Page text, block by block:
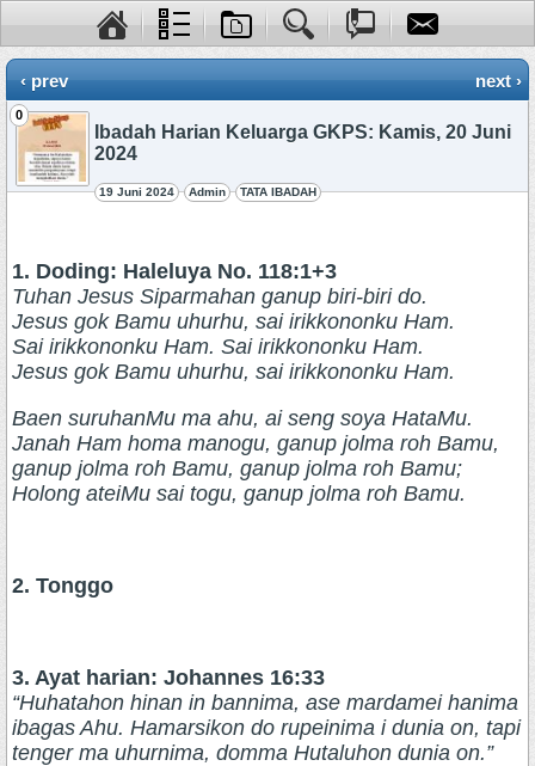
‹ prev next ›
0
Ibadah Harian Keluarga GKPS: Kamis, 20 Juni
2024
19 Juni 2024 Admin TATA IBADAH
1. Doding: Haleluya No. 118:1+3
Tuhan Jesus Siparmahan ganup biri-biri do.
Jesus gok Bamu uhurhu, sai irikkononku Ham.
Sai irikkononku Ham. Sai irikkononku Ham.
Jesus gok Bamu uhurhu, sai irikkononku Ham.
Baen suruhanMu ma ahu, ai seng soya HataMu.
Janah Ham homa manogu, ganup jolma roh Bamu,
ganup jolma roh Bamu, ganup jolma roh Bamu;
Holong ateiMu sai togu, ganup jolma roh Bamu.
2. Tonggo
3. Ayat harian: Johannes 16:33
“Huhatahon hinan in bannima, ase mardamei hanima
ibagas Ahu. Hamarsikon do rupeinima i dunia on, tapi
tenger ma uhurnima, domma Hutaluhon dunia on.”